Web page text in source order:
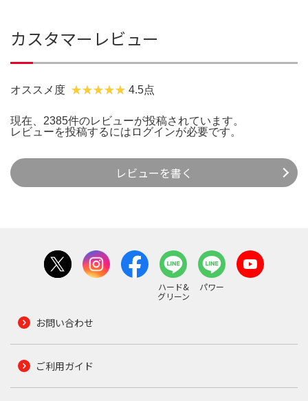
カスタマーレビュー
オススメ度 4.5点
現在、2385件のレビューが投稿されています。
レビューを投稿するには ログインが必要です。
レビューを書く
ハード&
グリーン
パワー
お問い合わせ
ご利用ガイド